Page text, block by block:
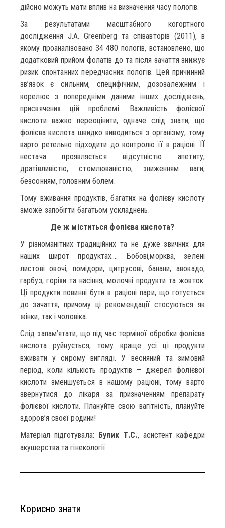
дійсно можуть мати вплив на визначення часу пологів.
За результатами масштабного когортного
дослідження J.A. Greenberg та співавторів (2011), в
якому проаналізовано 34 480 пологів, встановлено, що
додатковий прийом фолатів до та після зачаття знижує
ризик спонтанних передчасних пологів. Цей причинний
зв’язок є сильним, специфічним, дозозалежним і
корелює з попередніми даними інших досліджень,
присвячених цій проблемі. Важливість фолієвої
кислоти важко переоцінити, одначе слід знати, що
фолієва кислота швидко виводиться з організму, тому
варто ретельно підходити до контролю її в раціоні. ЇЇ
нестача проявляється відсутністю апетиту,
дратівливістю, стомлюваністю, зниженням ваги,
безсонням, головним болем.
Тому вживання продуктів, багатих на фолієву кислоту
зможе запобігти багатьом ускладнень.
Де ж міститься фолієва кислота?
У різноманітних традиційних та не дуже звичних для
наших широт продуктах…. Бобові,морква, зелені
листові овочі, помідори, цитрусові, банани, авокадо,
гарбуз, горіхи та насіння, молочні продукти та жовток.
Ці продукти повинні бути в раціоні пари, що готується
до зачаття, причому ці рекомендації стосуються як
жінки, так і чоловіка.
Слід запам’ятати, що під час терміної обробки фолієва
кислота руйнується, тому краще усі ці продукти
вживати у сирому вигляді. У весняний та зимовий
період, коли кількість продуктів – джерел фолієвої
кислоти зменшується в нашому раціоні, тому варто
звернутися до лікаря за призначенням препарату
фолієвої кислоти. Плануйте свою вагітність, плануйте
здоров’я своєї родини!
Матеріал підготувала: Булик Т.С., асистент кафедри
акушерства та гінекології
Корисно знати